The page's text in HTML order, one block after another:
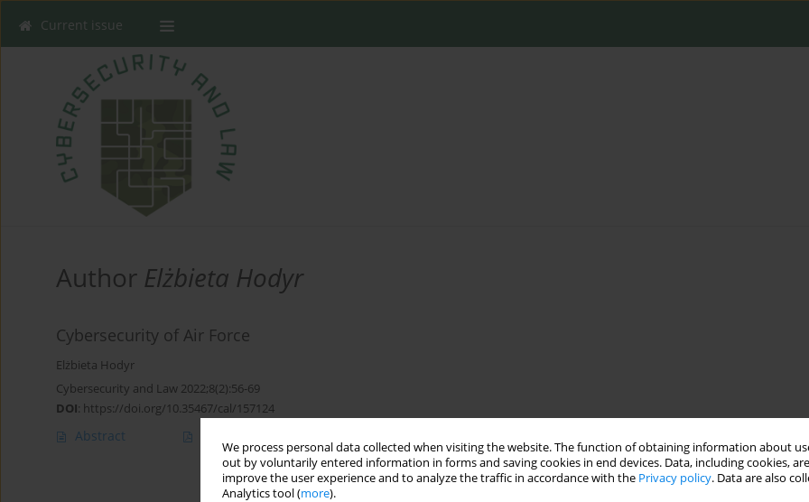
We process personal data collected when visiting the website. The function of obtaining information about
out by voluntarily entered information in forms and saving cookies in end devices. Data, including cookies,
improve the user experience and to analyze the traffic in accordance with the Privacy policy. Data are also
Analytics tool (more).
Current issue
Author Elżbieta Hodyr
Cybersecurity of Air Force
Elżbieta Hodyr
Cybersecurity and Law 2022;8(2):56-69
DOI: https://doi.org/10.35467/cal/157124
Abstract